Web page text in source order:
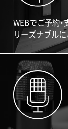
WEBでご予約
リーズナブル